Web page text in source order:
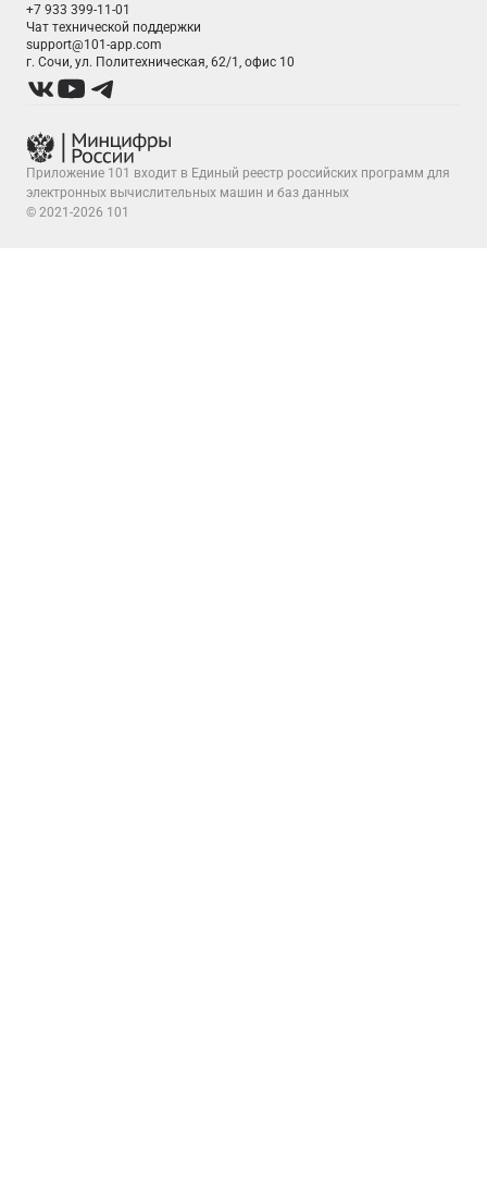
+7 933 399-11-01
Чат технической поддержки
support@101-app.com
г. Сочи, ул. Политехническая, 62/1, офис 10
Приложение 101 входит в Единый реестр российских программ для
электронных вычислительных машин и баз данных
© 2021-2026 101